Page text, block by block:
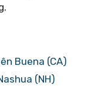
Buena (CA)
(NH)